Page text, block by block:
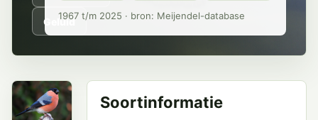
Geluid1967 t/m 2025 · bron: Meijendel-database
Soortinformatie